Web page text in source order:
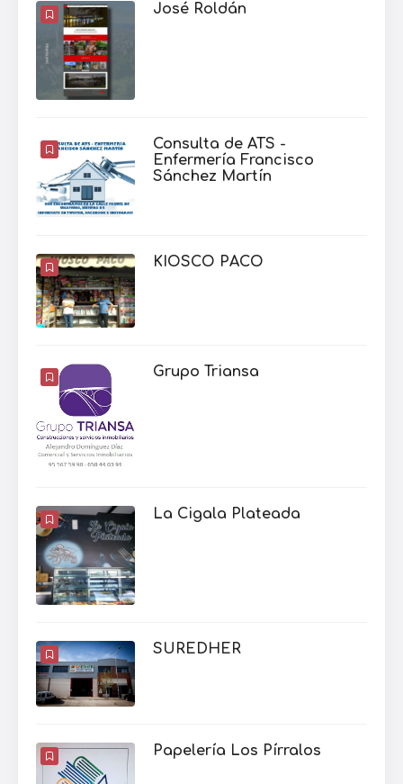
José Roldán
Consulta de ATS -
Enfermería Francisco
Sánchez Martín
KIOSCO PACO
Grupo Triansa
La Cigala Plateada
SUREDHER
Papelería Los Pírralos